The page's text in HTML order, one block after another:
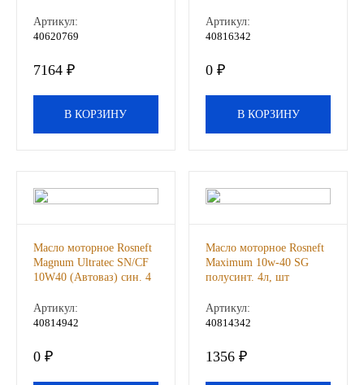
Иномарки
КРАЗ
МТЗ
УАЗ
УРАЛ
Фильтры
Артикул:
40620769
7164 ₽
В КОРЗИНУ
Артикул:
40816342
0 ₽
В КОРЗИНУ
Масло моторное Rosneft
Magnum Ultratec SN/CF
10W40 (Автоваз) син. 4
Артикул:
40814942
0 ₽
Масло моторное Rosneft
Maximum 10w-40 SG
полусинт. 4л, шт
Артикул:
40814342
1356 ₽